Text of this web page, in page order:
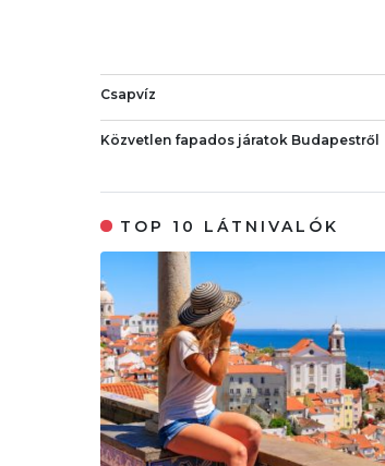
Csapvíz
Közvetlen fapados járatok Budapestről
TOP 10 LÁTNIVALÓK